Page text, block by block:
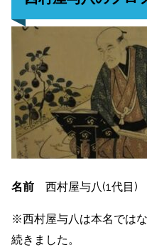
名前 西村屋与八(1代目)
※西村屋与八は本名では
続きました。